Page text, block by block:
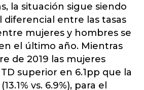
la situación sigue siendo
diferencial entre las tasas
mujeres y hombres se
el último año. Mientras
de 2019 las mujeres
superior en 6.1pp que la
vs. 6.9%), para el